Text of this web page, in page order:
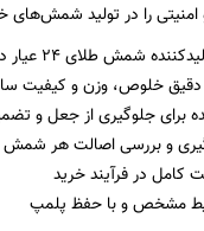
امنیتی را در تولید
طلای ۲۴ عیار دارای این استاندارد در کشور
خلوص، وزن و کیفیت
برای جلوگیری از جعل و
و بررسی اصالت هر شمش
کامل در فرآیند خرید
مشخص و با حفظ پلمپ